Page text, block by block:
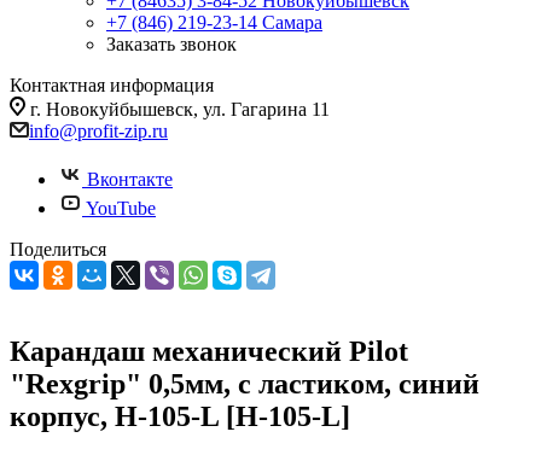
+7 (846) 219-23-14 Самара
Заказать звонок
Контактная информация
г. Новокуйбышевск, ул. Гагарина 11
info@profit-zip.ru
Вконтакте
YouTube
Поделиться
Карандаш механический Pilot
"Rexgrip" 0,5мм, с ластиком, синий
корпус, H-105-L [H-105-L]